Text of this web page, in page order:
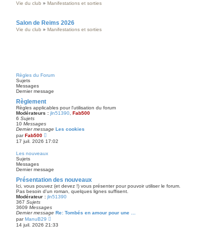
Vie du club » Manifestations et sorties
Salon de Reims 2026
Vie du club » Manifestations et sorties
Règles du Forum
Sujets
Messages
Dernier message
Règlement
Règles applicables pour l'utilisation du forum
Modérateurs : jln51390 Fab500
6 Sujets
10 Messages
Dernier message Les cookies
parFab500
o
i
l
e
n
i
e
r
e
s
a
17 juil. 2026 17:02
Les nouveaux
Sujets
Messages
Dernier message
Présentation des nouveaux
Ici, vous pouvez (et devez !) vous présenter pour pouvoir utiliser le forum.
Pas besoin d'un roman, quelques lignes suffisent.
Modérateur : jln51390
367 Sujets
3609 Messages
Dernier message Re: Tombés en amour pour une …
parManuB29
o
14 juil. 2026 21:33